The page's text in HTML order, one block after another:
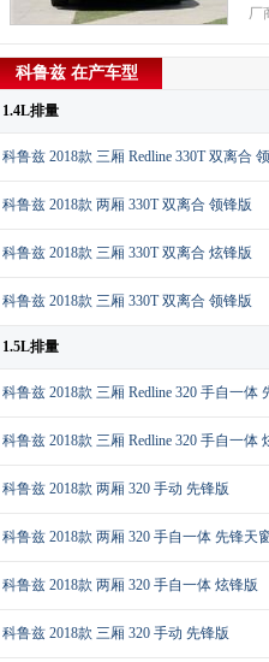
厂
科鲁兹 在产车型
1.4L排量
科鲁兹 2018款 三厢 Redline 330T 双离合
科鲁兹 2018款 两厢 330T 双离合 领锋版
科鲁兹 2018款 三厢 330T 双离合 炫锋版
科鲁兹 2018款 三厢 330T 双离合 领锋版
1.5L排量
科鲁兹 2018款 三厢 Redline 320 手自一体
科鲁兹 2018款 三厢 Redline 320 手自一体
科鲁兹 2018款 两厢 320 手动 先锋版
科鲁兹 2018款 两厢 320 手自一体 先锋天
科鲁兹 2018款 两厢 320 手自一体 炫锋版
科鲁兹 2018款 三厢 320 手动 先锋版